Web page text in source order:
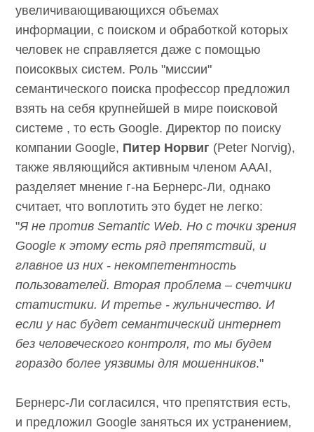
увеличивающивающихся объемах
информации, с поиском и обработкой
которых человек не справляется даже с
помощью поисоквых систем. Роль "миссии"
семантического поиска профессор
предложил взять на себя крупнейшей в мире
поисковой системе , то есть Google. Директор
по поиску компании Google,Питер Норвиг
(Peter Norvig), также являющийся активным
членом AAAI, разделяет мнение г-на Бернерс-
Ли, однако считает, что воплотить это будет
не легко:
"Я не против Semantic Web. Но с точки
зрения Google к этому есть ряд препятствий,
и главное из них - некомпетентность
пользователей. Вторая проблема – счетчики
статистики. И третье - жульничество. И если
у нас будет семантический интернет без
человеческого контроля, то мы будем
Бернерс-Ли согласился, что препятствия